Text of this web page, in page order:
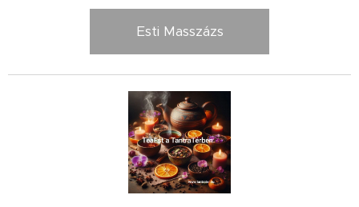
Esti Masszázs